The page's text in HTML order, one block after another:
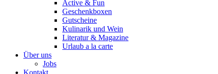
Active & Fun
Geschenkboxen
Gutscheine
Kulinarik und Wein
Literatur & Magazine
Urlaub a la carte
Über uns
Jobs
Kontakt